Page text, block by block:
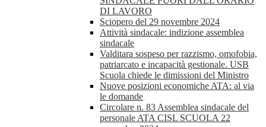
DI LAVORO
Sciopero del 29 novembre 2024
Attività sindacale: indizione assemblea
sindacale
Valditara sospeso per razzismo, omofobia,
patriarcato e incapacità gestionale. USB
Scuola chiede le dimissioni del Ministro
Nuove posizioni economiche ATA: al via
le domande
Circolare n. 83 Assemblea sindacale del
personale ATA CISL SCUOLA 22